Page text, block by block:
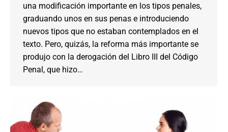
una modificación importante en los tipos penales,
graduando unos en sus penas e introduciendo
nuevos tipos que no estaban contemplados en el
texto. Pero, quizás, la reforma más importante se
produjo con la derogación del Libro III del Código
Penal, que hizo…